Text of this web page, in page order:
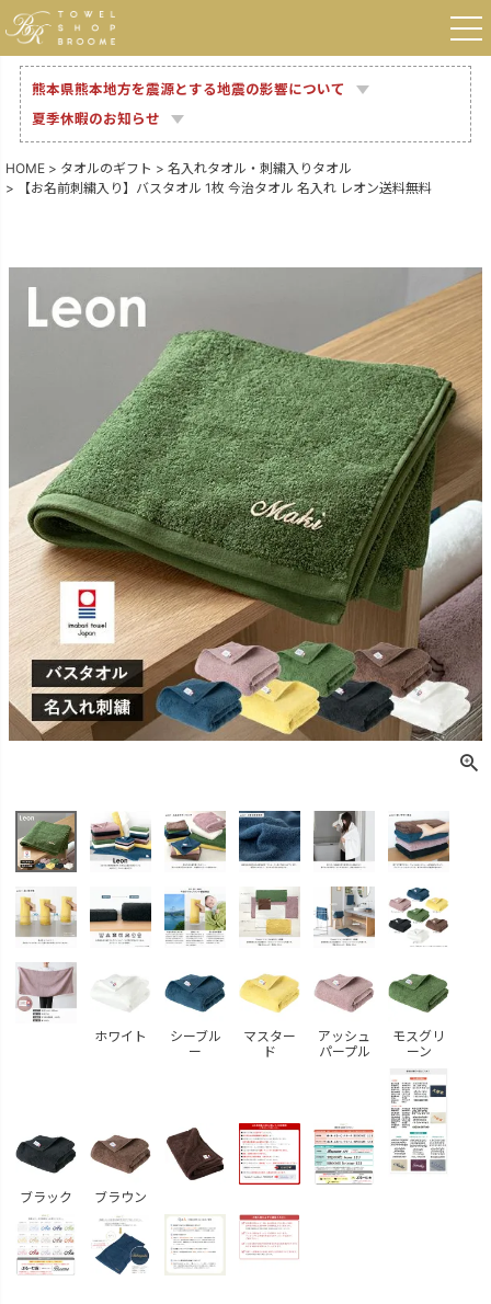
熊本県熊本地方を震源とする地震の影響について
夏季休暇のお知らせ
HOME タオルのギフト
名入れタオル・刺繍入りタオル
【お名前刺繍入り】バスタオル 1枚 今治タオル 名入れ レオン送料無料
ホワイト
シーブル
ー
マスター
ド
アッシュ
パープル
モスグリ
ーン
ブラック ブラウン